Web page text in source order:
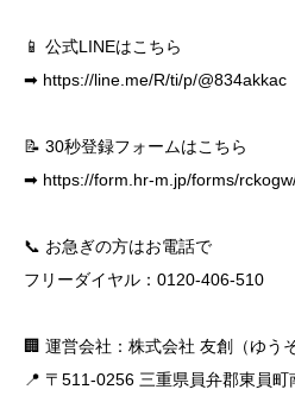
📱 公式LINEはこちら
➡ https://line.me/R/ti/p/@834akkac
📝 30秒登録フォームはこちら
➡ https://form.hr-m.jp/forms/
📞 お急ぎの方はお電話で
フリーダイヤル：0120-406-510
🏢 運営会社：株式会社 友創（ゆうそ
📍 〒511-0256 三重県員弁郡東員町